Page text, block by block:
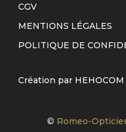
CGV
MENTIONS LÉGALES
POLITIQUE DE
Création par HEHOCOM
© Romeo-